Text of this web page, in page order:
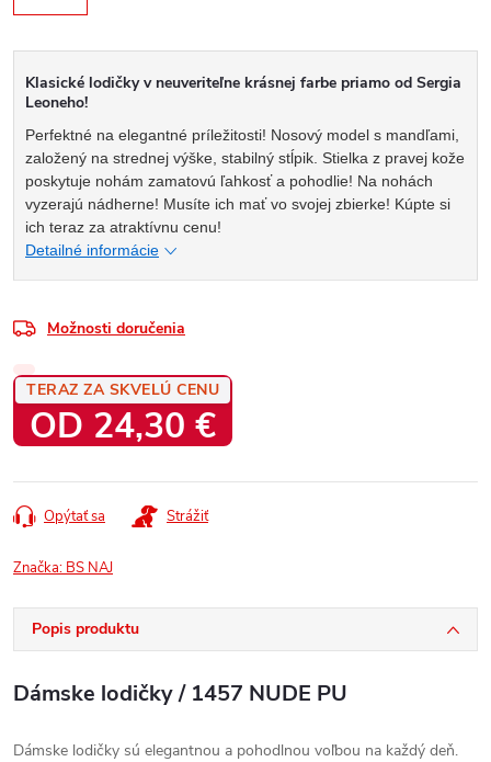
Klasické lodičky v neuveriteľne krásnej farbe priamo od Sergia
Leoneho!
Perfektné na elegantné príležitosti! Nosový model s mandľami,
založený na strednej výške, stabilný stĺpik. Stielka z pravej kože
poskytuje nohám zamatovú ľahkosť a pohodlie! Na nohách
vyzerajú nádherne! Musíte ich mať vo svojej zbierke! Kúpte si
ich teraz za atraktívnu cenu!
Detailné informácie
Možnosti doručenia
TERAZ ZA SKVELÚ CENU
OD 24,30 €
cena:
Opýtať sa Strážiť
Značka: BS NAJ
Popis produktu
Dámske lodičky / 1457 NUDE PU
Dámske lodičky sú elegantnou a pohodlnou voľbou na každý deň.